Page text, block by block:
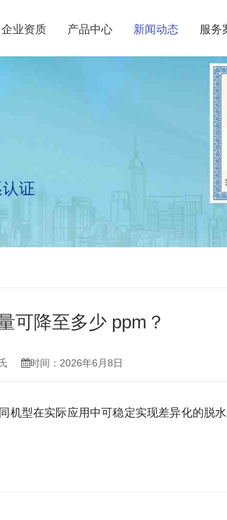
企业资质 产品中心 新闻动态 服务
可降至多少 ppm？
时间：2026年6月8日
机型在实际应用中可稳定实现差异化的脱